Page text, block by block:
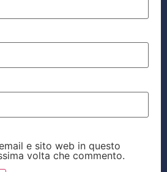
e sito web in questo
volta che commento.